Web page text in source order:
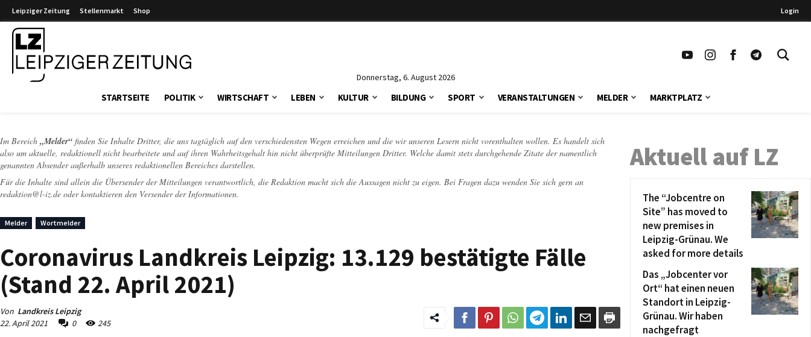
Leipziger Zeitung Stellenmarkt Shop Login
Donnerstag, 6. August 2026
STARTSEITE POLITIK WIRTSCHAFT LEBEN KULTUR BILDUNG SPORT VERANSTALTUNGEN MELDER MARKTPLATZ
Im Bereich „Melder“ finden Sie Inhalte Dritter, die uns tagtäglich auf den verschiedensten Wegen erreichen und die wir unseren Lesern nicht vorenthalten wollen. Es handelt sich
also um aktuelle, redaktionell nicht bearbeitete und auf ihren Wahrheitsgehalt hin nicht überprüfte Mitteilungen Dritter. Welche damit stets durchgehende Zitate der namentlich
genannten Absender außerhalb unseres redaktionellen Bereiches darstellen.
Für die Inhalte sind allein die Übersender der Mitteilungen verantwortlich, die Redaktion macht sich die Aussagen nicht zu eigen. Bei Fragen dazu wenden Sie sich gern an
redaktion@l-iz.de oder kontaktieren den Versender der Informationen.
Melder Wortmelder
Coronavirus Landkreis Leipzig: 13.129 bestätigte Fälle
(Stand 22. April 2021)
Von Landkreis Leipzig
22. April 2021
0 245
Aktuell auf LZ
The “Jobcentre on
Site” has moved to
new premises in
Leipzig-Grünau. We
asked for more details
Das „Jobcenter vor
Ort“ hat einen neuen
Standort in Leipzig-
Grünau. Wir haben
nachgefragt